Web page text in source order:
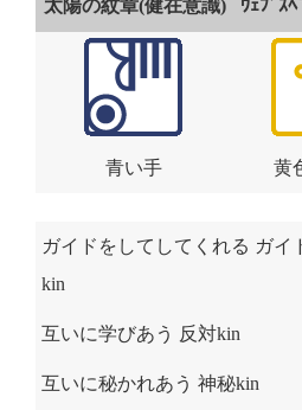
太陽の紋章(健在意識) ｳｪﾌﾞｽ
青い手 黄
ガイドをしてしてくれる ガイ
kin
互いに学びあう 反対kin
互いに秘かれあう 神秘kin